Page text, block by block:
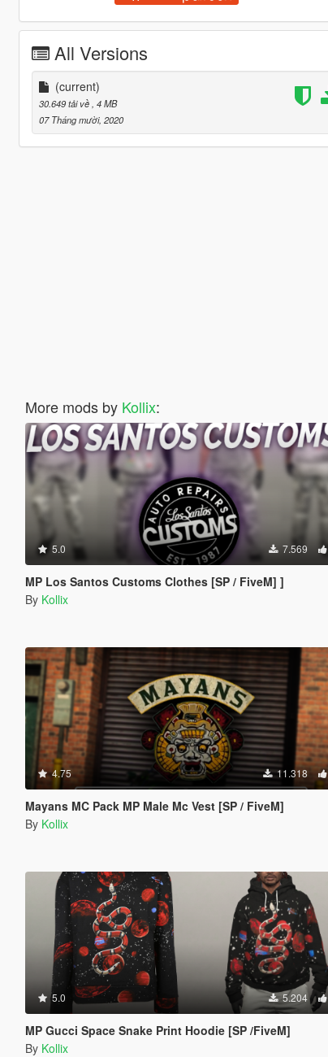
All Versions
(current)
30.649 tải về , 4 MB
07 Tháng mười, 2020
More mods by Kollix:
5.0 7.569
MP Los Santos Customs Clothes [SP / FiveM] ]
By Kollix
4.75 11.318
Mayans MC Pack MP Male Mc Vest [SP / FiveM]
By Kollix
5.0 5.204
MP Gucci Space Snake Print Hoodie [SP /FiveM]
By Kollix